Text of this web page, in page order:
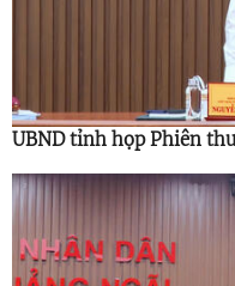
UBND tỉnh họp Phiên